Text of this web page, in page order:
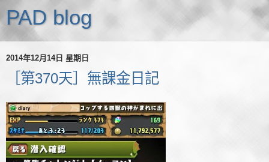
PAD blog
2014年12月14日 星期日
［第370天］無課金日記